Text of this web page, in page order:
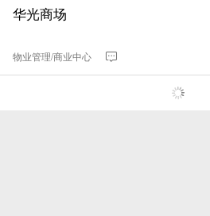
华光商场
物业管理/商业中心